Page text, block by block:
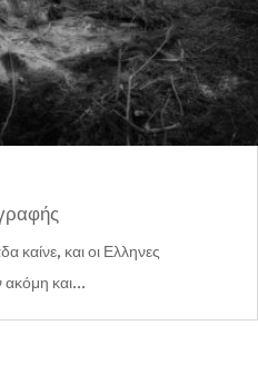
καίνε, και οι Ελληνες
και...